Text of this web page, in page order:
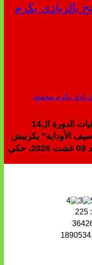
بالزبادي يكرم
يفتتح الفنان الكبير فؤاد الزبادي فعاليات الدورة ال14
الأوداية” بكرنيش